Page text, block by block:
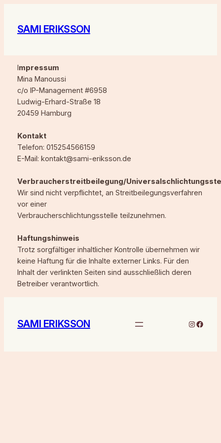
springen
SAMI ERIKSSON
Impressum
Mina Manoussi
c/o IP-Management #6958
Ludwig-Erhard-Straße 18
20459 Hamburg
Kontakt
Telefon: 015254566159
E-Mail: kontakt@sami-eriksson.de
Verbraucherstreitbeilegung/
Wir sind nicht verpflichtet, an Streitbeilegungsverfahren
vor einer
Verbraucherschlichtungsstelle teilzunehmen.
Haftungshinweis
Trotz sorgfältiger inhaltlicher Kontrolle übernehmen wir
keine Haftung für die Inhalte externer Links. Für den
Inhalt der verlinkten Seiten sind ausschließlich deren
Betreiber verantwortlich.
SAMI ERIKSSON Sami Eriksson bei